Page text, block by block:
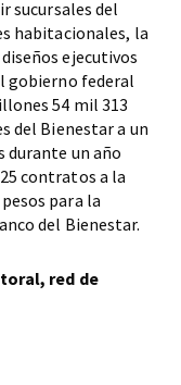
sucursales del
habitacionales, la
ejecutivos
gobierno federal
54 mil 313
del Bienestar a un
durante un año
contratos a la
para la
del Bienestar.
red de